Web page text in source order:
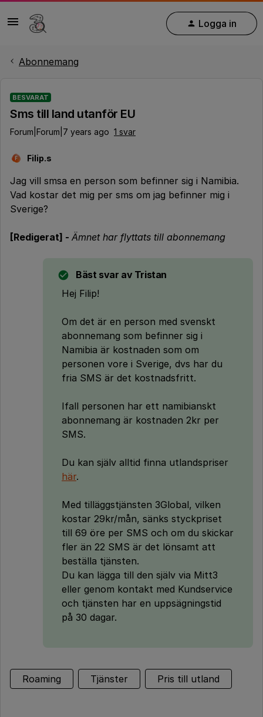
Logga in
Abonnemang
BESVARAT
Sms till land utanför EU
Forum|Forum|7 years ago 1 svar
F Filip.s
Jag vill smsa en person som befinner sig i Namibia.
Vad kostar det mig per sms om jag befinner mig i
Sverige?
[Redigerat] - Ämnet har flyttats till abonnemang
Bäst svar av Tristan
Hej Filip!
Om det är en person med svenskt
abonnemang som befinner sig i
Namibia är kostnaden som om
personen vore i Sverige, dvs har du
fria SMS är det kostnadsfritt.
Ifall personen har ett namibianskt
abonnemang är kostnaden 2kr per
SMS.
Du kan själv alltid finna utlandspriser
här.
Med tilläggstjänsten 3Global, vilken
kostar 29kr/mån, sänks styckpriset
till 69 öre per SMS och om du skickar
fler än 22 SMS är det lönsamt att
beställa tjänsten.
Du kan lägga till den själv via Mitt3
eller genom kontakt med Kundservice
och tjänsten har en uppsägningstid
på 30 dagar.
Roaming Tjänster Pris till utland